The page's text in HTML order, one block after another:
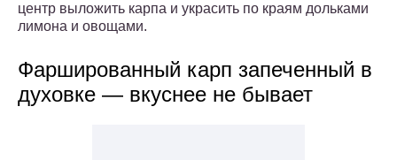
центр выложить карпа и украсить по краям дольками
лимона и овощами.
Фаршированный карп запеченный в
духовке — вкуснее не бывает